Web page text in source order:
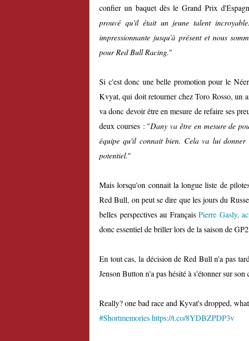
confier un baquet dès le Grand Prix
prouvé qu'il était un jeune talent
impressionnante jusqu'à présent et nous
pour Red Bull Racing."
Si c'est donc une belle promotion pour le
Kvyat, qui doit retourner chez Toro Rosso, un
va donc devoir être en mesure de refaire ses
deux courses : "Dany va être en mesure de
équipe qu'il connait bien. Cela va lui
potentiel."
Mais lorsqu'on connait la longue liste de
Red Bull, on peut se dire que les jours du
belles perspectives au FrançaisPierre Gasly,
donc essentiel de briller lors de la saison de
En tout cas, la décision de Red Bull n'a pas
Jenson Button n'a pas hésité à s'étonner sur
Really? one bad race and Kyvat's dropped,
#Shortmemorieshttps://t.co/8YDBZPDP3v